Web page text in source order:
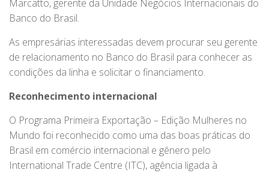
Marcatto, gerente da Unidade Negócios Internacionais do
Banco do Brasil.
As empresárias interessadas devem procurar seu gerente
de relacionamento no Banco do Brasil para conhecer as
condições da linha e solicitar o financiamento.
Reconhecimento internacional
O Programa Primeira Exportação – Edição Mulheres no
Mundo foi reconhecido como uma das boas práticas do
Brasil em comércio internacional e gênero pelo
International Trade Centre (ITC), agência ligada à